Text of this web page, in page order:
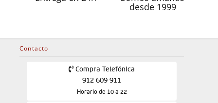
desde 1999
Contacto
Compra Telefónica
912 609 911
Horario de 10 a 22